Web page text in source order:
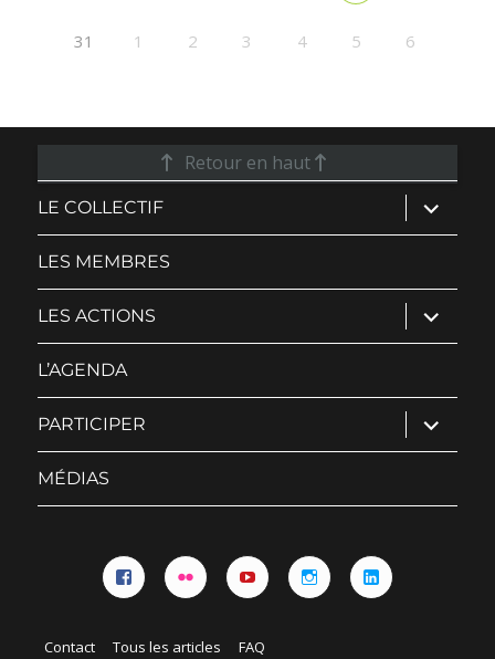
31 1 2 3 4 5 6
Retour en haut
LE COLLECTIF ouvrir
le
sous-
LES MEMBRES
LES ACTIONS ouvrir
le
sous-
L’AGENDA
PARTICIPER ouvrir
le
sous-
MÉDIAS
Contact Tous les articles FAQ